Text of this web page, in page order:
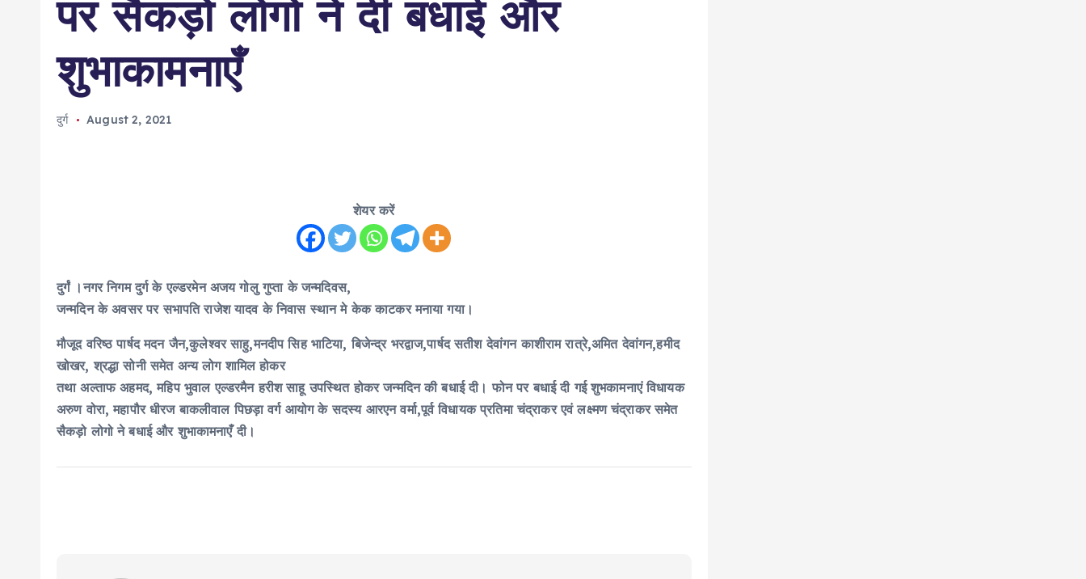
पर सैकड़ो लोगो ने दी बधाई और
शुभाकामनाएँ
दुर्ग August 2, 2021
शेयर करें
दुर्गं ।नगर निगम दुर्ग के एल्डरमेन अजय गोलु गुप्ता के जन्मदिवस,
जन्मदिन के अवसर पर सभापति राजेश यादव के निवास स्थान मे केक काटकर मनाया गया।
मौजूद वरिष्ठ पार्षद मदन जैन,कुलेश्वर साहु,मनदीप सिह भाटिया, बिजेन्द्र भरद्वाज,पार्षद सतीश देवांगन काशीराम रात्रे,अमित देवांगन,हमीद
खोखर, श्रद्धा सोनी समेत अन्य लोग शामिल होकर
तथा अल्ताफ अहमद, महिप भुवाल एल्डरमैन हरीश साहू उपस्थित होकर जन्मदिन की बधाई दी। फोन पर बधाई दी गई शुभकामनाएं विधायक
अरुण वोरा, महापौर धीरज बाकलीवाल पिछड़ा वर्ग आयोग के सदस्य आरएन वर्मा,पूर्व विधायक प्रतिमा चंद्राकर एवं लक्ष्मण चंद्राकर समेत
सैकड़ो लोगो ने बधाई और शुभाकामनाएँ दी।